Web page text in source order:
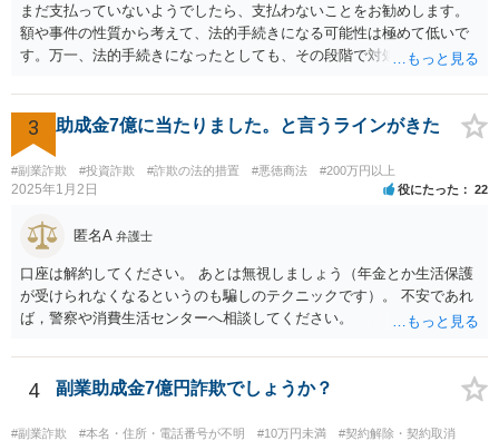
まだ支払っていないようでしたら、支払わないことをお勧めします。
額や事件の性質から考えて、法的手続きになる可能性は極めて低いで
す。万一、法的手続きになったとしても、その段階で対処すれば間に
す。万一、裁判所から手紙が届くことがあれば、すぐに弁護士等に相
談して下さい。対処しなければ、それこそ差し押さえにつながりま
す。お話が事実であれば、対処により相手の請求を退けることができ
ると考えられます。 いずれにしても、心配して待つ必要はないです。
3 助成金7億に当たりました。と言うラインがきた
#副業詐欺 #投資詐欺 #詐欺の法的措置 #悪徳商法 #200万円以上
2025年1月2日 役にたった 22
匿名A 弁護士
口座は解約してください。 あとは無視しましょう（年金とか生活保護
が受けられなくなるというのも騙しのテクニックです）。 不安であれ
ば，警察や消費生活センターへ相談してください。
4 副業助成金7億円詐欺でしょうか？
#副業詐欺 #本名・住所・電話番号が不明 #10万円未満 #契約解除・契約取消